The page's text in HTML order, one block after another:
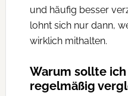
und häufig besser
lohnt sich nur dann,
wirklich mithalten.
Warum sollte ich
regelmäßig